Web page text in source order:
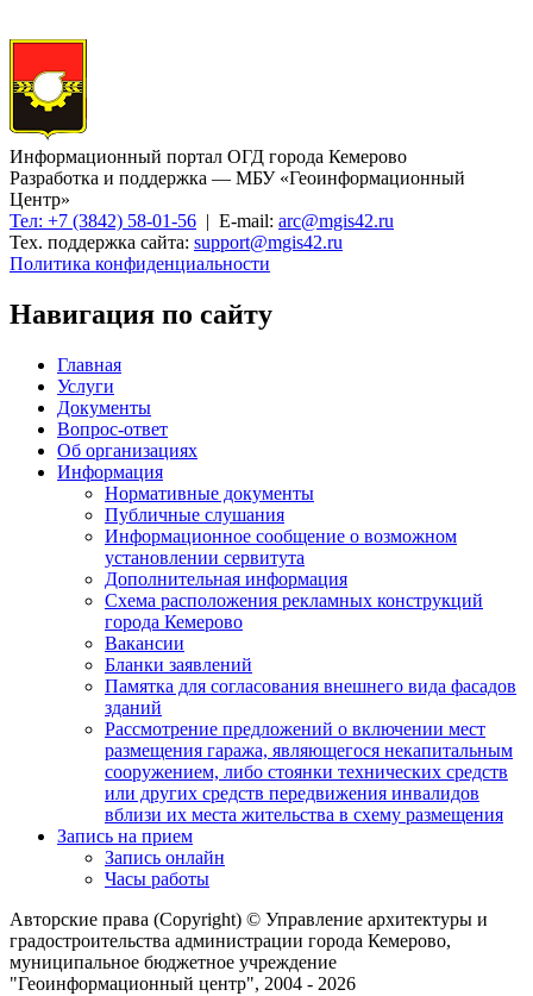
Информационный портал ОГД города Кемерово
Разработка и поддержка — МБУ «Геоинформационный
Центр»
Тел: +7 (3842) 58-01-56 | E-mail: arc@mgis42.ru
Тех. поддержка сайта: support@mgis42.ru
Политика конфиденциальности
Навигация по сайту
Главная
Услуги
Документы
Вопрос-ответ
Об организациях
Информация
Нормативные документы
Публичные слушания
Информационное сообщение о возможном
установлении сервитута
Дополнительная информация
Схема расположения рекламных конструкций
города Кемерово
Вакансии
Бланки заявлений
Памятка для согласования внешнего вида фасадов
зданий
Рассмотрение предложений о включении мест
размещения гаража, являющегося некапитальным
сооружением, либо стоянки технических средств
или других средств передвижения инвалидов
вблизи их места жительства в схему размещения
Запись на прием
Запись онлайн
Часы работы
Авторские права (Copyright) © Управление архитектуры и
градостроительства администрации города Кемерово,
муниципальное бюджетное учреждение
"Геоинформационный центр", 2004 - 2026